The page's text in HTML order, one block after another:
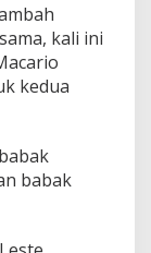
kali ini
kedua
babak